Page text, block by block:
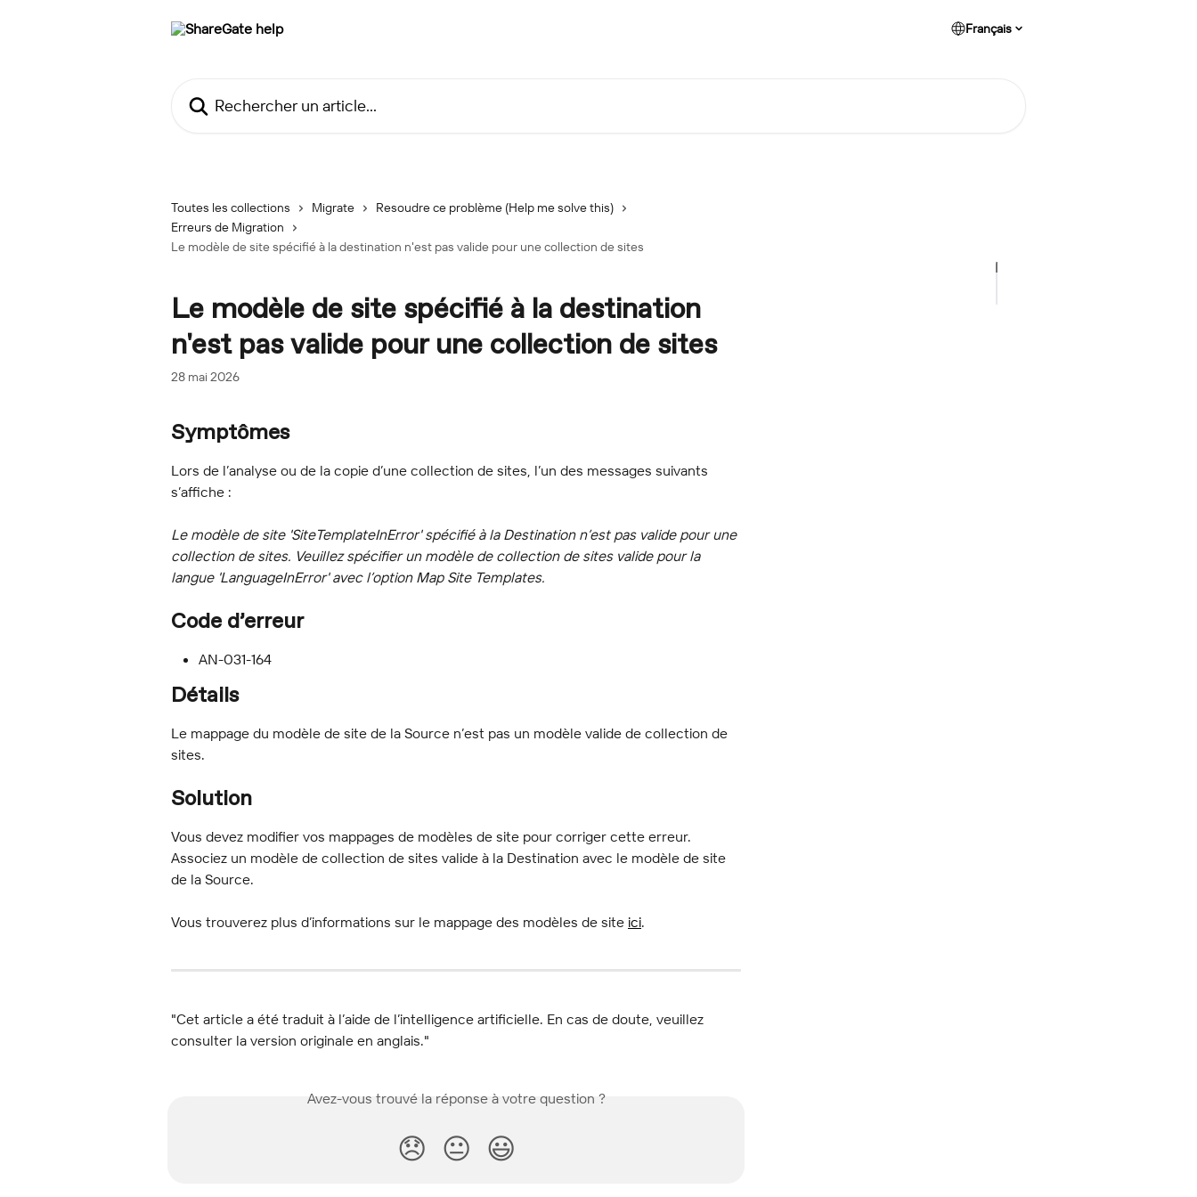
Français
Toutes les collections Migrate
Resoudre ce problème (Help me solve this)
Erreurs de Migration
Le modèle de site spécifié à la destination n'est pas valide pour une collection de sites
Le modèle de site spécifié à la destination
n'est pas valide pour une collection de sites
28 mai 2026
Symptômes
Lors de l’analyse ou de la copie d’une collection de sites, l’un des messages suivants
s’affiche :
Le modèle de site 'SiteTemplateInError' spécifié à la Destination n’est pas valide pour une
collection de sites. Veuillez spécifier un modèle de collection de sites valide pour la
langue 'LanguageInError' avec l’option Map Site Templates.
Code d’erreur
AN-031-164
Détails
Le mappage du modèle de site de la Source n’est pas un modèle valide de collection de
sites.
Solution
Vous devez modifier vos mappages de modèles de site pour corriger cette erreur.
Associez un modèle de collection de sites valide à la Destination avec le modèle de site
de la Source.
Vous trouverez plus d’informations sur le mappage des modèles de site ici.
"Cet article a été traduit à l’aide de l’intelligence artificielle. En cas de doute, veuillez
consulter la version originale en anglais."
Avez-vous trouvé la réponse à votre question ?
😞 😐 😃